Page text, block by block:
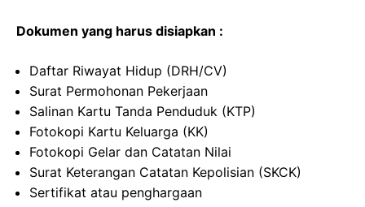
Dokumen yang harus disiapkan :
Daftar Riwayat Hidup (DRH/CV)
Surat Permohonan Pekerjaan
Salinan Kartu Tanda Penduduk (KTP)
Fotokopi Kartu Keluarga (KK)
Fotokopi Gelar dan Catatan Nilai
Surat Keterangan Catatan Kepolisian (SKCK)
Sertifikat atau penghargaan